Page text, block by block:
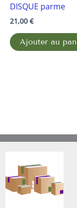
DISQUE parme
21,00 €
Ajouter au